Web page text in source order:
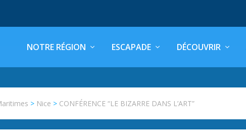
NOTRE RÉGION ESCAPADE DÉCOUVRIR
> Nice > CONFÉRENCE “LE BIZARRE DANS L’ART”